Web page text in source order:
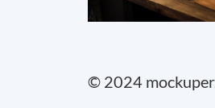
© 2024